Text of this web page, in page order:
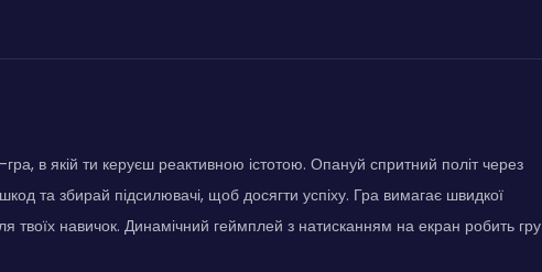
в якій ти керуєш реактивною істотою. Опануй спритний політ через
та збирай підсилювачі, щоб досягти успіху. Гра вимагає швидкої
твоїх навичок. Динамічний геймплей з натисканням на екран робить гру